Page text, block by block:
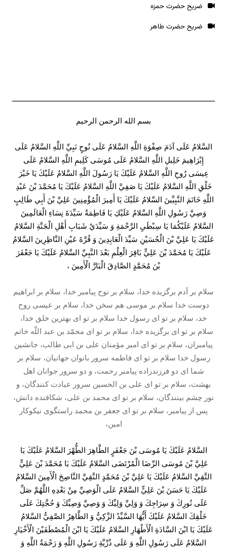
ضریح حضرت حمزه
ضریح حضرت طاهر
بسم الله الرحمن الرحیم
السَّلامُ عَلَى آدَمَ صِفْوَةِ اللَّهِ السَّلامُ عَلَى نُوحٍ نَبِيِّ اللَّهِ السَّلامُ عَلَى
إِبْرَاهِيمَ خَلِيلِ اللَّهِ السَّلامُ عَلَى مُوسَى كَلِيمِ اللَّهِ السَّلامُ عَلَى
عِيسَى رُوحِ اللَّهِ السَّلامُ عَلَيْكَ يَا رَسُولَ اللَّهِ السَّلامُ عَلَيْكَ يَا خَيْرَ
خَلْقِ اللَّهِ السَّلامُ عَلَيْكَ يَا صَفِيَّ اللَّهِ السَّلامُ عَلَيْكَ يَا مُحَمَّدَ بْنَ عَبْدِ
اللَّهِ خَاتَمَ النَّبِيِّينَ السَّلامُ عَلَيْكَ يَا أَمِيرَ الْمُؤْمِنِينَ عَلِيَّ بْنَ أَبِي طَالِبٍ
وَصِيَّ رَسُولِ اللَّهِ السَّلامُ عَلَيْكِ يَا فَاطِمَةُ سَيِّدَةَ نِسَاءِ الْعَالَمِينَ
السَّلامُ عَلَيْكُمَا يَا سِبْطَيِ الرَّحْمَةِ وَ سَيِّدَيْ شَبَابِ أَهْلِ الْجَنَّةِ السَّلامُ
عَلَيْكَ يَا عَلِيَّ بْنَ الْحُسَيْنِ سَيِّدَ الْعَابِدِينَ وَ قُرَّةَ عَيْنِ النَّاظِرِينَ السَّلامُ
عَلَيْكَ يَا مُحَمَّدَ بْنَ عَلِيٍّ بَاقِرَ الْعِلْمِ بَعْدَ النَّبِيِّ السَّلامُ عَلَيْكَ يَا جَعْفَرَ
بْنَ مُحَمَّدٍ الصَّادِقَ الْبَارَّ الْأَمِينَ ،
سلام بر آدم برگزيده خدا، سلام بر نوح پيامبر خدا، سلام بر ابراهيم
دوست خدا سلام بر موسى هم سخن خدا، سلام بر عيسى روح
خد، سلام بر تو اى رسول خدا سلام بر تو اى بهترين خلق خدا،
سلام بر تو اى برگزيده خدا، سلام بر تو اى محمّد بن عبد اللّه خاتم
پيامبران، سلام بر تو اى امير مؤمنان على بن ابى طالب، جانشين
رسول خدا سلام بر تو اى فاطمه سرور بانوان جهانيان، سلام بر
شما اى دو فرزندزاده پيامبر رحمت، و دو سرور جوانان اهل
بهشت، سلام بر تو اى على بن الحسين سرور عبادت كنندگان، و
نور چشم بينندگان، سلام بر تو اى محمد بن على، شكافنده دانش،
پس از پيامبر، سلام بر تو اى جعفر بن محمد راستگوى نيكوكار
امين،
السَّلامُ عَلَيْكَ يَا مُوسَى بْنَ جَعْفَرٍ الطَّاهِرَ الطُّهْرَ السَّلامُ عَلَيْكَ يَا
عَلِيَّ بْنَ مُوسَى الرِّضَا الْمُرْتَضَى السَّلامُ عَلَيْكَ يَا مُحَمَّدَ بْنَ عَلِيٍّ
التَّقِيَّ السَّلامُ عَلَيْكَ يَا عَلِيَّ بْنَ مُحَمَّدٍ النَّقِيَّ النَّاصِحَ الْأَمِينَ السَّلامُ
عَلَيْكَ يَا حَسَنَ بْنَ عَلِيٍّ السَّلامُ عَلَى الْوَصِيِّ مِنْ بَعْدِهِ اللَّهُمَّ صَلِّ
عَلَى نُورِكَ وَ سِرَاجِكَ وَ وَلِيِّ وَلِيِّكَ وَ وَصِيِّ وَصِيِّكَ وَ حُجَّتِكَ عَلَى
خَلْقِكَ السَّلامُ عَلَيْكَ أَيُّهَا السَّيِّدُ الزَّكِيُّ وَ الطَّاهِرُ الصَّفِيُّ السَّلامُ
عَلَيْكَ يَا ابْنَ السَّادَةِ الْأَطْهَارِ السَّلامُ عَلَيْكَ يَا ابْنَ الْمُصْطَفَيْنَ الْأَخْيَارِ
السَّلامُ عَلَى رَسُولِ اللَّهِ وَ عَلَى ذُرِّيَّةِ رَسُولِ اللَّهِ وَ رَحْمَةُ اللَّهِ وَ